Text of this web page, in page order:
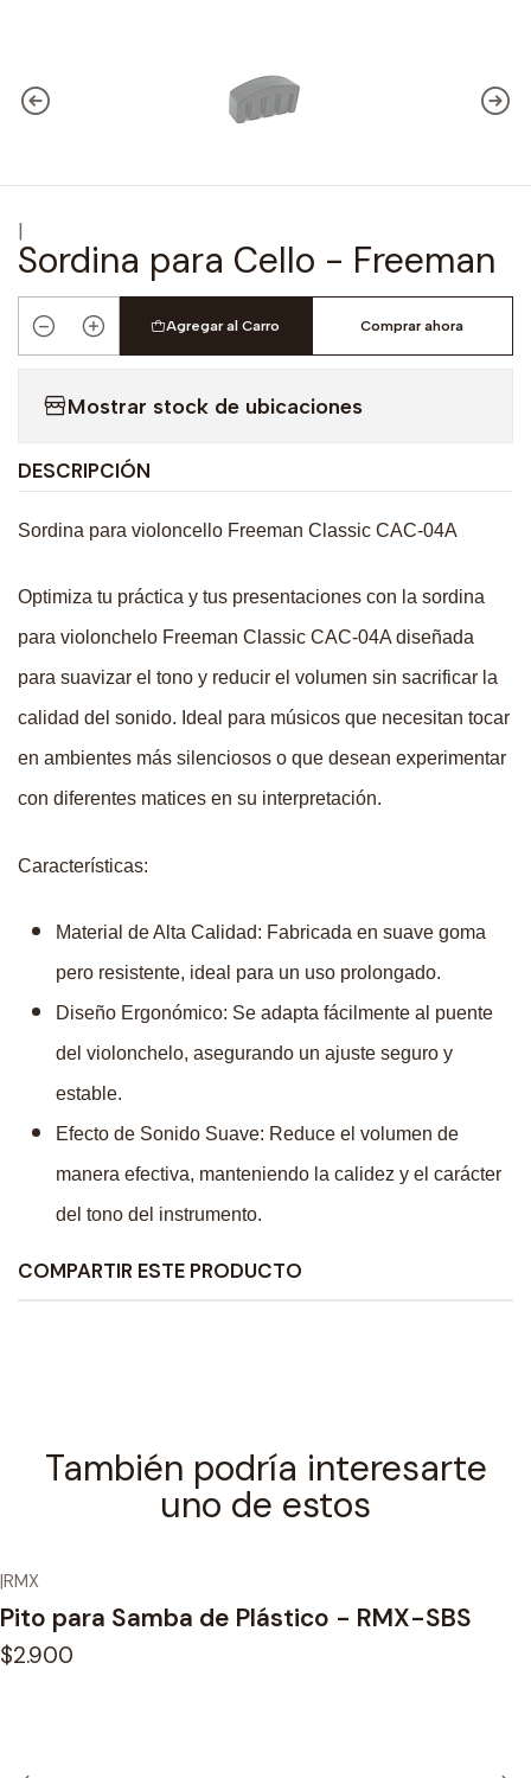
|
Sordina para Cello - Freeman
Cantidad
Agregar al Carro Comprar ahora
Mostrar stock de ubicaciones
DESCRIPCIÓN
Sordina para violoncello Freeman Classic CAC-04A
Optimiza tu práctica y tus presentaciones con la sordina
para violonchelo Freeman Classic CAC-04A diseñada
para suavizar el tono y reducir el volumen sin sacrificar la
calidad del sonido. Ideal para músicos que necesitan tocar
en ambientes más silenciosos o que desean experimentar
con diferentes matices en su interpretación.
Características:
Material de Alta Calidad: Fabricada en suave goma
pero resistente, ideal para un uso prolongado.
Diseño Ergonómico: Se adapta fácilmente al puente
del violonchelo, asegurando un ajuste seguro y
estable.
Efecto de Sonido Suave: Reduce el volumen de
manera efectiva, manteniendo la calidez y el carácter
del tono del instrumento.
COMPARTIR ESTE PRODUCTO
También podría interesarte
uno de estos
|RMX
Pito para Samba de Plástico - RMX-SBS
$2.900